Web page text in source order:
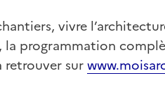
vivre
programmation
retrouver sur